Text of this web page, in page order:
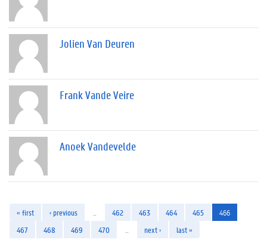
Jolien Van Deuren
Frank Vande Veire
Anoek Vandevelde
« first ‹ previous 462 463 464 465
466
467
468 469 470 next › last »